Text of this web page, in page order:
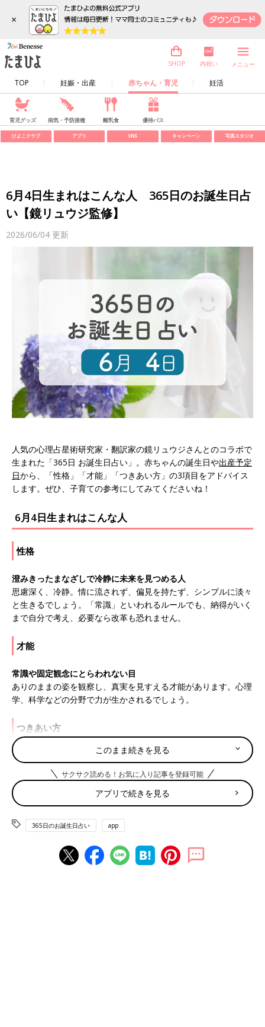
×
TOP 妊娠・出産 赤ちゃん・育児 妊活
SHOP 内祝い メニュー
育児グッズ 病気・予防接種 離乳食 優待パス
ひよこクラブ アプリ SNS キャンペーン 写真スタジオ
6月4日生まれはこんな人 365日のお誕生日占
い【鏡リュウジ監修】
2026/06/04 更新
人気の心理占星術研究家・翻訳家の鏡リュウジさんとのコラボで
生まれた「365日 お誕生日占い」。赤ちゃんの誕生日や出産予定
日から、「性格」「才能」「つきあい方」の3項目をアドバイス
します。ぜひ、子育ての参考にしてみてくださいね！
6月4日生まれはこんな人
性格
澄みきったまなざしで冷静に未来を見つめる人
思慮深く、冷静。情に流されず、偏見を持たず、シンプルに淡々
と生きるでしょう。「常識」といわれるルールでも、納得がいく
まで自分で考え、必要なら改革も恐れません。
才能
常識や固定観念にとらわれない目
ありのままの姿を観察し、真実を見すえる才能があります。心理
学、科学などの分野で力が生かされるでしょう。
つきあい方
うるさく教えず背中で示して
理屈っぽいところがあります。アレコレこまかくしつけるより
も、「親の背中を見て育つ」と考え、手本を見せて。
6月4日は何の日
赤ちゃん、ママ・パパのお誕生日を入れて占おう！鏡リュウジ監
修★たまひよ365日のお誕生日占い
このまま続きを見る
サクサク読める！お気に入り記事を登録可能
アプリで続きを見る
365日のお誕生日占い app